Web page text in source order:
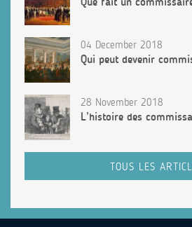
04 December 2018
Qui peut devenir
28 November 2018
L’histoire des
TOUS LES